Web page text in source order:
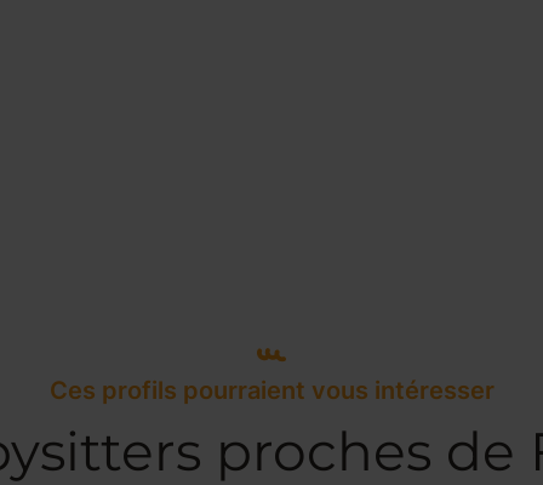
Ces profils pourraient vous intéresser
proches de